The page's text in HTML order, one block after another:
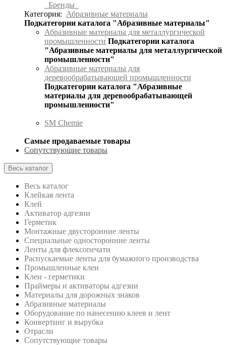
Бренды
Категория: Абразивные материалы
Подкатегории каталога "Абразивные материалы"
Абразивные материалы для металлургической
промышленности Подкатегории каталога
"Абразивные материалы для металлургической
промышленности"
Абразивные материалы для
деревообрабатывающей промышленности
Подкатегории каталога "Абразивные
материалы для деревообрабатывающей
промышленности"
SM Chemie
Самые продаваемые товары
Сопутствующие товары
Весь каталог
Весь каталог
Клейкая лента
Клей
Активатор адгезии
Герметик
Монтажные двусторонние ленты
Специальные односторонние ленты
Ленты для флексопечати
Распускаемые ленты для бумажного производства
Промышленные клеи
Клеи - герметики
Праймеры и активаторы адгезии
Материалы для дорожных знаков
Абразивные материалы
Оборудование по нанесению клеев и лент
Конвертинг и вырубка
Отрасли
Сопутствующие товары